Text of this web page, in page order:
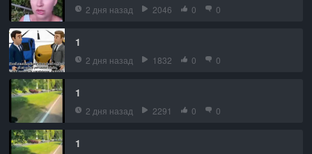
2 дня назад 2046 0 0
1
2 дня назад 1832 0 0
1
2 дня назад 2291 0 0
1